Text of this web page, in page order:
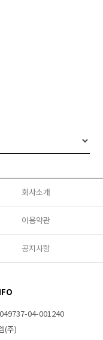
회사소개
이용약관
공지사항
04-001240
(주)